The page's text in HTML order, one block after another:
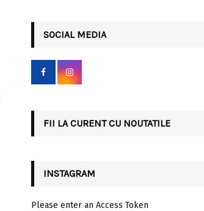
r
SOCIAL MEDIA
FII LA CURENT CU NOUTATILE
INSTAGRAM
Please enter an Access Token